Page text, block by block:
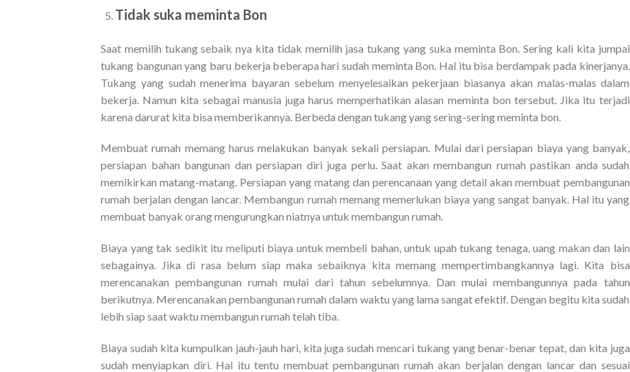
Tidak suka meminta Bon
Saat memilih tukang sebaik nya kita tidak memilih jasa tukang yang suka meminta Bon. Sering kali kita jumpai
tukang bangunan yang baru bekerja beberapa hari sudah meminta Bon. Hal itu bisa berdampak pada kinerjanya.
Tukang yang sudah menerima bayaran sebelum menyelesaikan pekerjaan biasanya akan malas-malas dalam
bekerja. Namun kita sebagai manusia juga harus memperhatikan alasan meminta bon tersebut. Jika itu terjadi
karena darurat kita bisa memberikannya. Berbeda dengan tukang yang sering-sering meminta bon.
Membuat rumah memang harus melakukan banyak sekali persiapan. Mulai dari persiapan biaya yang banyak,
persiapan bahan bangunan dan persiapan diri juga perlu. Saat akan membangun rumah pastikan anda sudah
memikirkan matang-matang. Persiapan yang matang dan perencanaan yang detail akan membuat pembangunan
rumah berjalan dengan lancar. Membangun rumah memang memerlukan biaya yang sangat banyak. Hal itu yang
membuat banyak orang mengurungkan niatnya untuk membangun rumah.
Biaya yang tak sedikit itu meliputi biaya untuk membeli bahan, untuk upah tukang tenaga, uang makan dan lain
sebagainya. Jika di rasa belum siap maka sebaiknya kita memang mempertimbangkannya lagi. Kita bisa
merencanakan pembangunan rumah mulai dari tahun sebelumnya. Dan mulai membangunnya pada tahun
berikutnya. Merencanakan pembangunan rumah dalam waktu yang lama sangat efektif. Dengan begitu kita sudah
lebih siap saat waktu membangun rumah telah tiba.
Biaya sudah kita kumpulkan jauh-jauh hari, kita juga sudah mencari tukang yang benar-benar tepat, dan kita juga
sudah menyiapkan diri. Hal itu tentu membuat pembangunan rumah akan berjalan dengan lancar dan sesuai